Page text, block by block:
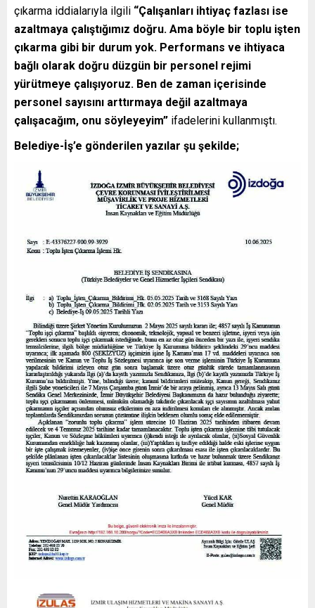
çıkarma iddialarıyla ilgili “Çalışanları ihtiyaç fazlası ise
azaltmaya çalıştığımız doğru. Ama böyle bir toplu işten
çıkarma gibi bir durum yok. Performans ve ihtiyaca
bağlı olarak doğru düzgün bir personel rejimi
yürütmeye çalışıyoruz. Ben de zaman içerisinde
personel sayısını arttırmaya değil azaltmaya
çalışacağım, onu söyleyeyim” ifadelerini kullanmıştı.
Belediye-İş’e gönderilen yazılar şu şekilde;